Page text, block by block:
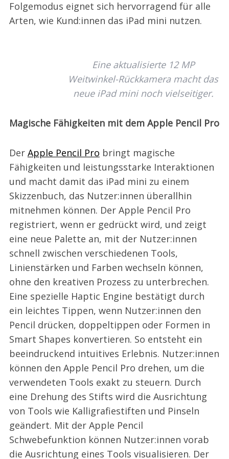
Folgemodus eignet sich hervorragend für alle
Arten, wie Kund:innen das iPad mini nutzen.
Eine aktualisierte 12 MP
Weitwinkel-Rückkamera macht das
neue iPad mini noch vielseitiger.
Magische Fähigkeiten mit dem Apple Pencil Pro
Der Apple Pencil Pro bringt magische
Fähigkeiten und leistungsstarke Interaktionen
und macht damit das iPad mini zu einem
Skizzenbuch, das Nutzer:innen überallhin
mitnehmen können. Der Apple Pencil Pro
registriert, wenn er gedrückt wird, und zeigt
eine neue Palette an, mit der Nutzer:innen
schnell zwischen verschiedenen Tools,
Linienstärken und Farben wechseln können,
ohne den kreativen Prozess zu unterbrechen.
Eine spezielle Haptic Engine bestätigt durch
ein leichtes Tippen, wenn Nutzer:innen den
Pencil drücken, doppeltippen oder Formen in
Smart Shapes konvertieren. So entsteht ein
beeindruckend intuitives Erlebnis. Nutzer:innen
können den Apple Pencil Pro drehen, um die
verwendeten Tools exakt zu steuern. Durch
eine Drehung des Stifts wird die Ausrichtung
von Tools wie Kalligrafiestiften und Pinseln
geändert. Mit der Apple Pencil
Schwebefunktion können Nutzer:innen vorab
die Ausrichtung eines Tools visualisieren. Der